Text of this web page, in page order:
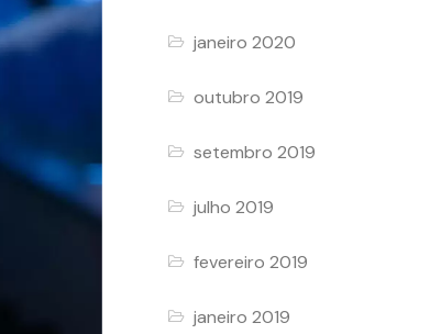
janeiro 2020
outubro 2019
setembro 2019
julho 2019
fevereiro 2019
janeiro 2019